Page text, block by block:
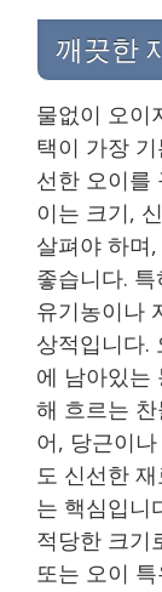
깨끗한
물없이 오이
택이 가장
선한 오이를
이는 크기,
살펴야 하며
좋습니다.
유기농이나
상적입니다.
에 남아있는
해 흐르는
어, 당근이
도 신선한
는 핵심입니
적당한 크기
또는 오이